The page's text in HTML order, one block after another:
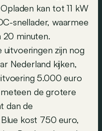
kan tot 11 kW
snellader, waarmee
20 minuten.
uitvoeringen zijn nog
Nederland kijken,
5.000 euro
de grotere
dan de
kost 750 euro,